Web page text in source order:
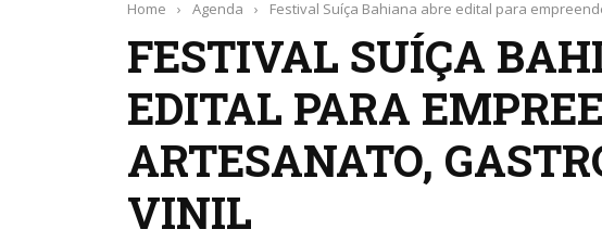
Home › Agenda › Festival Suíça Bahiana abre edital para
FESTIVAL SUÍÇA
EDITAL PARA
ARTESANATO,
VINIL